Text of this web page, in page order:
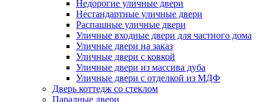
Недорогие уличные двери
Нестандартные уличные двери
Распашные уличные двери
Уличные входные двери для частного дома
Уличные двери на заказ
Уличные двери с ковкой
Уличные двери из массива дуба
Уличные двери с отделкой из МДФ
Дверь коттедж со стеклом
Парадные двери